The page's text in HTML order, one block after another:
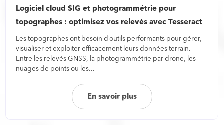
Logiciel cloud SIG et photogrammétrie pour
topographes : optimisez vos relevés avec Tesseract
Les topographes ont besoin d’outils performants pour gérer,
visualiser et exploiter efficacement leurs données terrain.
Entre les relevés GNSS, la photogrammétrie par drone, les
nuages de points ou les...
En savoir plus